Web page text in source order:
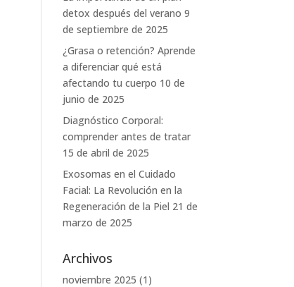
detox después del verano 9
de septiembre de 2025
¿Grasa o retención? Aprende
a diferenciar qué está
afectando tu cuerpo 10 de
junio de 2025
Diagnóstico Corporal:
comprender antes de tratar
15 de abril de 2025
Exosomas en el Cuidado
Facial: La Revolución en la
Regeneración de la Piel 21 de
marzo de 2025
Archivos
noviembre 2025 (1)